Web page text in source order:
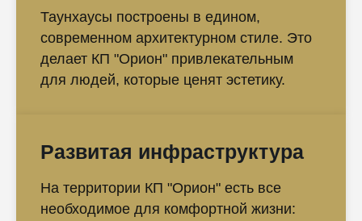
Таунхаусы построены в едином,
современном архитектурном стиле. Это
делает КП "Орион" привлекательным
для людей, которые ценят эстетику.
Развитая инфраструктура
На территории КП "Орион" есть все
необходимое для комфортной жизни: